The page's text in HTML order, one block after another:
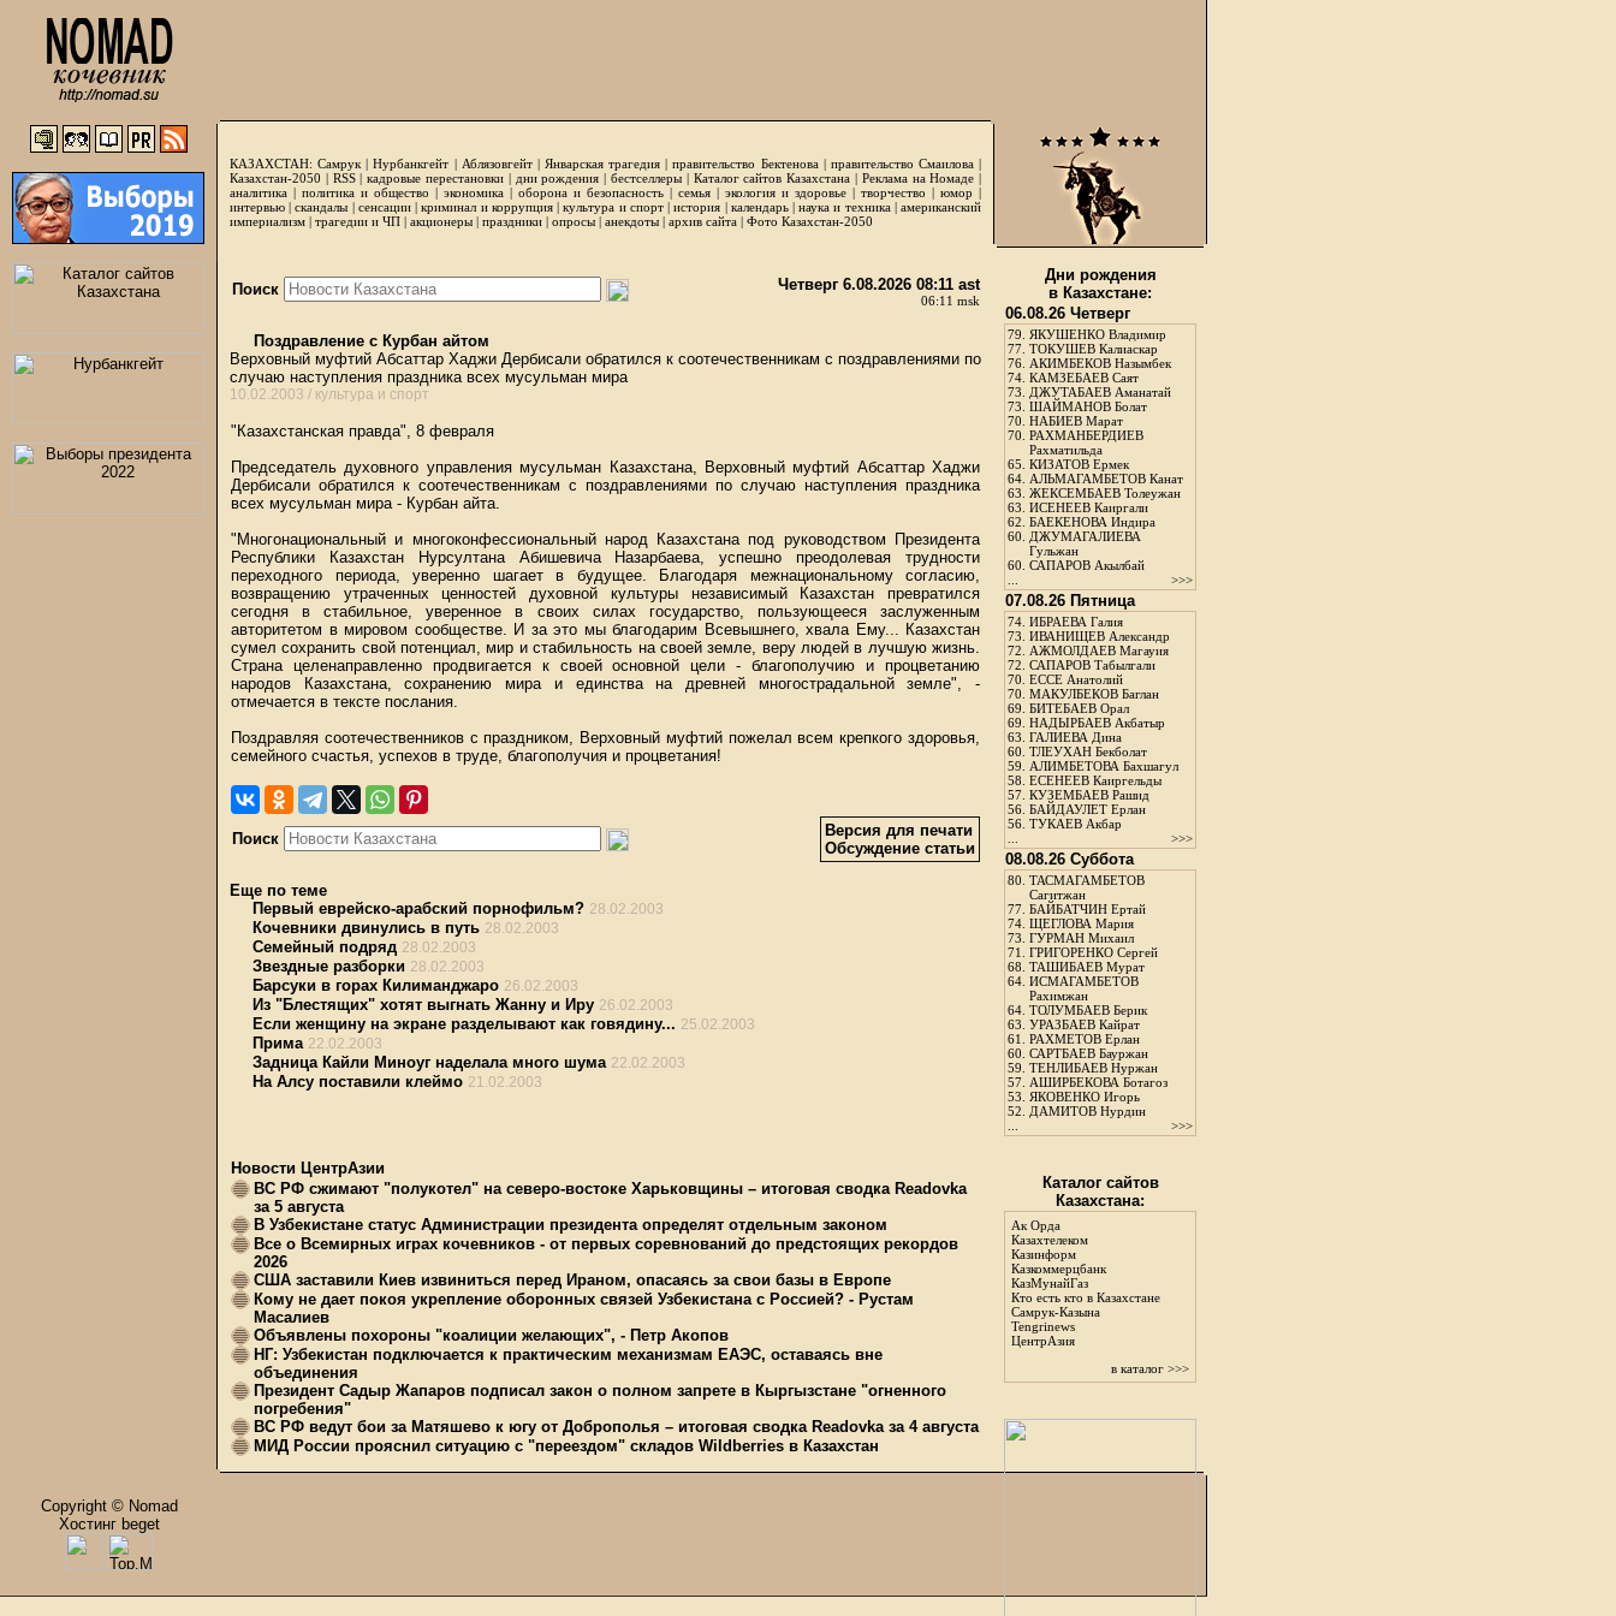
КАЗАХСТАН: Самрук |Нурбанкгейт | Аблязовгейт| Январская трагедия |правительство Бектенова| правительство Смаилова|
Казахстан-2050 | RSS|кадровые перестановки| дни рождения | бестселлеры| Каталог сайтов Казахстана | Реклама на Номаде |
аналитика | политика и общество | экономика | оборона и безопасность | семья | экология и здоровье | творчество | юмор |
интервью |скандалы | сенсации|криминал и коррупция|культура и спорт|история | календарь|наука и техника|американский
империализм | трагедии и ЧП | акционеры | праздники | опросы | анекдоты | архив сайта | Фото Казахстан-2050
Поиск Четверг 6.08.2026 08:11 ast
06:11 msk
Поздравление с Курбан айтом
Верховный муфтий Абсаттар Хаджи Дербисали обратился к соотечественникам с поздравлениями по
случаю наступления праздника всех мусульман мира
10.02.2003 / культура и спорт
"Казахстанская правда", 8 февраля
Председатель духовного управления мусульман Казахстана, Верховный муфтий Абсаттар Хаджи
Дербисали обратился к соотечественникам с поздравлениями по случаю наступления праздника
всех мусульман мира - Курбан айта.
"Многонациональный и многоконфессиональный народ Казахстана под руководством Президента
Республики Казахстан Нурсултана Абишевича Назарбаева, успешно преодолевая трудности
переходного периода, уверенно шагает в будущее. Благодаря межнациональному согласию,
возвращению утраченных ценностей духовной культуры независимый Казахстан превратился
сегодня в стабильное, уверенное в своих силах государство, пользующееся заслуженным
авторитетом в мировом сообществе. И за это мы благодарим Всевышнего, хвала Ему... Казахстан
сумел сохранить свой потенциал, мир и стабильность на своей земле, веру людей в лучшую жизнь.
Страна целенаправленно продвигается к своей основной цели - благополучию и процветанию
народов Казахстана, сохранению мира и единства на древней многострадальной земле", -
отмечается в тексте послания.
Поздравляя соотечественников с праздником, Верховный муфтий пожелал всем крепкого здоровья,
семейного счастья, успехов в труде, благополучия и процветания!
Поиск
Версия для печати
Обсуждение статьи
Еще по теме
Первый еврейско-арабский порнофильм? 28.02.2003
Кочевники двинулись в путь 28.02.2003
Семейный подряд 28.02.2003
Звездные разборки 28.02.2003
Барсуки в горах Килиманджаро 26.02.2003
Из "Блестящих" хотят выгнать Жанну и Иру 26.02.2003
Если женщину на экране разделывают как говядину... 25.02.2003
Прима 22.02.2003
Задница Кайли Миноуг наделала много шума 22.02.2003
На Алсу поставили клеймо 21.02.2003
Новости ЦентрАзии
ВС РФ сжимают "полукотел" на северо-востоке Харьковщины – итоговая сводка Readovka
за 5 августа
В Узбекистане статус Администрации президента определят отдельным законом
Все о Всемирных играх кочевников - от первых соревнований до предстоящих рекордов
2026
США заставили Киев извиниться перед Ираном, опасаясь за свои базы в Европе
Кому не дает покоя укрепление оборонных связей Узбекистана с Россией? - Рустам
Масалиев
Объявлены похороны "коалиции желающих", - Петр Акопов
НГ: Узбекистан подключается к практическим механизмам ЕАЭС, оставаясь вне
объединения
Президент Садыр Жапаров подписал закон о полном запрете в Кыргызстане "огненного
погребения"
ВС РФ ведут бои за Матяшево к югу от Доброполья – итоговая сводка Readovka за 4 августа
МИД России прояснил ситуацию с "переездом" складов Wildberries в Казахстан
Дни рождения
в Казахстане:
06.08.26 Четверг
79. ЯКУШЕНКО Владимир
77. ТОКУШЕВ Калиаскар
76. АКИМБЕКОВ Назымбек
74. КАМЗЕБАЕВ Саят
73. ДЖУТАБАЕВ Аманатай
73. ШАЙМАНОВ Болат
70. НАБИЕВ Марат
70. РАХМАНБЕРДИЕВ
Рахматильда
65. КИЗАТОВ Ермек
64. АЛЬМАГАМБЕТОВ Канат
63. ЖЕКСЕМБАЕВ Толеужан
63. ИСЕНЕЕВ Каиргали
62. БАЕКЕНОВА Индира
60. ДЖУМАГАЛИЕВА
Гульжан
60. САПАРОВ Акылбай
>>>
07.08.26 Пятница
74. ИБРАЕВА Галия
73. ИВАНИЩЕВ Александр
72. АЖМОЛДАЕВ Магауия
72. САПАРОВ Табылгали
70. ЕССЕ Анатолий
70. МАКУЛБЕКОВ Баглан
69. БИТЕБАЕВ Орал
69. НАДЫРБАЕВ Акбатыр
63. ГАЛИЕВА Дина
60. ТЛЕУХАН Бекболат
59. АЛИМБЕТОВА Бахшагул
58. ЕСЕНЕЕВ Каиргельды
57. КУЗЕМБАЕВ Рашид
56. БАЙДАУЛЕТ Ерлан
56. ТУКАЕВ Акбар
>>>
08.08.26 Суббота
80. ТАСМАГАМБЕТОВ
Сагитжан
77. БАЙБАТЧИН Ертай
74. ЩЕГЛОВА Мария
73. ГУРМАН Михаил
71. ГРИГОРЕНКО Сергей
68. ТАШИБАЕВ Мурат
64. ИСМАГАМБЕТОВ
Рахимжан
64. ТОЛУМБАЕВ Берик
63. УРАЗБАЕВ Кайрат
61. РАХМЕТОВ Ерлан
60. САРТБАЕВ Бауржан
59. ТЕНЛИБАЕВ Нуржан
57. АШИРБЕКОВА Ботагоз
53. ЯКОВЕНКО Игорь
52. ДАМИТОВ Нурдин
>>>
Каталог сайтов
Казахстана:
Ак Орда
Казахтелеком
Казинформ
Казкоммерцбанк
КазМунайГаз
Кто есть кто в Казахстане
Самрук-Казына
Tengrinews
ЦентрАзия
в каталог >>>
Copyright © Nomad
Хостинг beget